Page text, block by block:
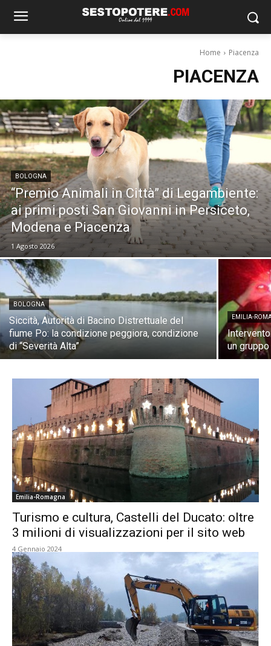
Home Piacenza
PIACENZA
BOLOGNA
“Premio Animali in Città” di Legambiente:
ai primi posti San Giovanni in Persiceto,
Modena e Piacenza
1 Agosto 2026
BOLOGNA
Siccità, Autorità di Bacino Distrettuale del
fiume Po: la condizione peggiora, condizione
di “Severità Alta”
EMILIA-
un
Emilia-Romagna
Turismo e cultura, Castelli del Ducato: oltre
3 milioni di visualizzazioni per il sito web
4 Gennaio 2024